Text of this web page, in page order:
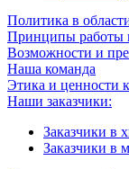
Политика в
Принципы работы
Возможности и
Наша команда
Этика и ценности
Наши заказчики:
Заказчики в
Заказчики в